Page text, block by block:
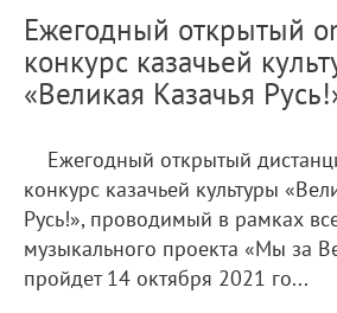
Ежегодный открытый
конкурс казачьей
«Великая Казачья
Ежегодный открытый
конкурс казачьей культуры
Русь!», проводимый в рамках
музыкального проекта «Мы за
пройдет 14 октября 2021 го...